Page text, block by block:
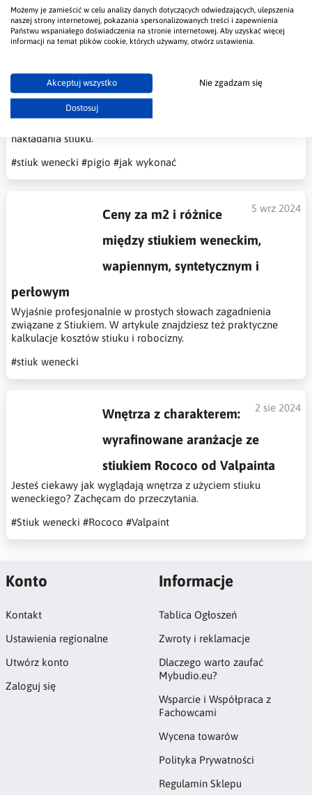
Możemy je zamieścić w celu analizy danych dotyczących odwiedzających, ulepszenia
naszej strony internetowej, pokazania spersonalizowanych treści i zapewnienia
Państwu wspaniałego doświadczenia na stronie internetowej. Aby uzyskać więcej
informacji na temat plików cookie, których używamy, otwórz ustawienia.
Akceptuj wszystko Nie zgadzam się
Dostosuj
28 sty 2025
Jak nakładać stiuk
wenecki?
proces wymagający precyzji i cierpliwości, ale efekty są tego
warte. Ściany wykończone stiukiem stają się eleganckim
elementem dekoracyjnym, który podkreśla piękno naturalnych
materiałów i wprowadza unikalny klimat do wnętrz.
nakładania stiuku.
#stiuk wenecki #pigio #jak wykonać
5 wrz 2024
Ceny za m2 i różnice
między stiukiem weneckim,
wapiennym, syntetycznym i
perłowym
Wyjaśnie profesjonalnie w prostych słowach zagadnienia
związane z Stiukiem. W artykule znajdziesz też praktyczne
kalkulacje kosztów stiuku i robocizny.
#stiuk wenecki
2 sie 2024
Wnętrza z charakterem:
wyrafinowane aranżacje ze
stiukiem Rococo od Valpainta
Jesteś ciekawy jak wyglądają wnętrza z użyciem stiuku
weneckiego? Zachęcam do przeczytania.
#Stiuk wenecki #Rococo #Valpaint
Konto
Kontakt
Ustawienia regionalne
Utwórz konto
Zaloguj się
Informacje
Tablica Ogłoszeń
Zwroty i reklamacje
Dlaczego warto zaufać
Mybudio.eu?
Wsparcie i Współpraca z
Fachowcami
Wycena towarów
Polityka Prywatności
Regulamin Sklepu